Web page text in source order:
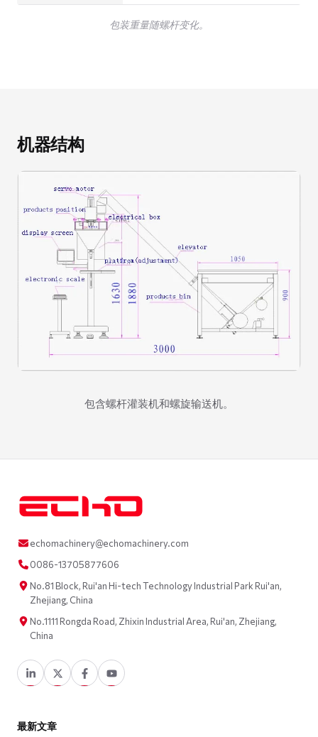
包装重量随螺杆变化。
机器结构
包含螺杆灌装机和螺旋输送机。
echomachinery@echomachinery.com
0086-13705877606
No.81 Block, Rui'an Hi-tech Technology Industrial Park Rui'an,
Zhejiang, China
No.1111 Rongda Road, Zhixin Industrial Area, Rui'an, Zhejiang,
China
最新文章